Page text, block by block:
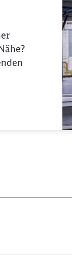
Möchten Sie zu
Abbrechen